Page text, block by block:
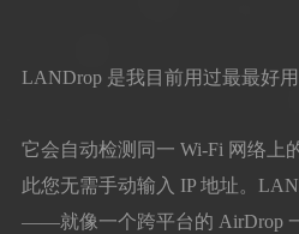
LANDrop 是我目前用过最最好
它会自动检测同一 Wi-Fi 网络上
此您无需手动输入 IP 地址。
——就像一个跨平台的 AirDrop